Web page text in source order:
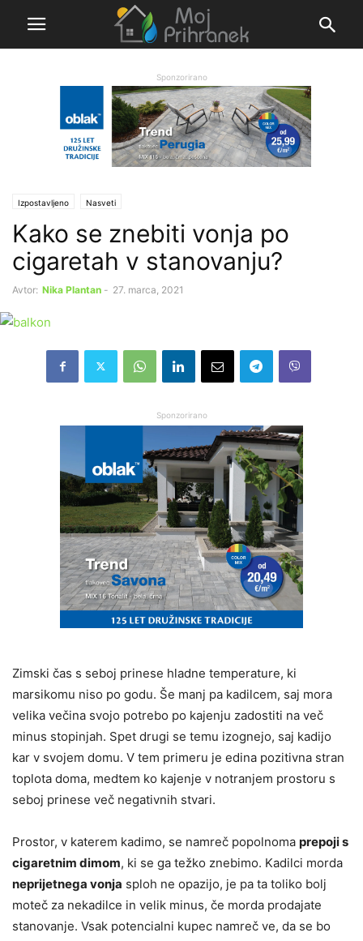
Sponzorirano
Izpostavljeno Nasveti
Kako se znebiti vonja po
cigaretah v stanovanju?
Avtor: Nika Plantan - 27. marca, 2021
Sponzorirano
Zimski čas s seboj prinese hladne temperature, ki
marsikomu niso po godu. Še manj pa kadilcem, saj mora
velika večina svojo potrebo po kajenju zadostiti na več
minus stopinjah. Spet drugi se temu izognejo, saj kadijo
kar v svojem domu. V tem primeru je edina pozitivna stran
toplota doma, medtem ko kajenje v notranjem prostoru s
seboj prinese več negativnih stvari.
Prostor, v katerem kadimo, se namreč popolnoma prepoji s
cigaretnim dimom, ki se ga težko znebimo. Kadilci morda
neprijetnega vonja sploh ne opazijo, je pa ta toliko bolj
moteč za nekadilce in velik minus, če morda prodajate
stanovanje. Vsak potencialni kupec namreč ve, da se bo